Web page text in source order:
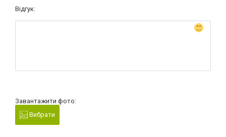
Відгук:
Завантажити фото:
Вибрати